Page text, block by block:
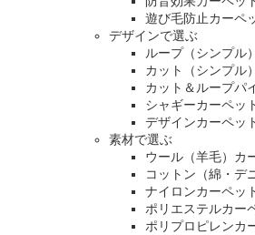
遊び毛防止カーペ
デザインで選ぶ
ループ（シンプル
カット（シンプル
カット＆ループパ
シャギーカーペッ
デザインカーペッ
素材で選ぶ
ウール（羊毛）カ
コットン（綿・デ
ナイロンカーペッ
ポリエステルカー
ポリプロピレンカ